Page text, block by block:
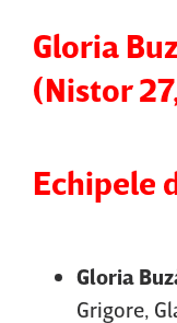
Gloria
(Nistor
Echipele
Gloria
Grigore,